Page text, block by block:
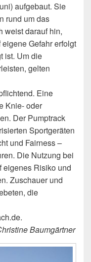
aufgebaut. Sie
rund um das
weist darauf hin,
Gefahr erfolgt
ist. Um die
gelten
Eine
Knie- oder
Der Pumptrack
Sportgeräten
und Fairness –
Die Nutzung bei
eigenes Risiko und
Zuschauer und
die
Baumgärtner